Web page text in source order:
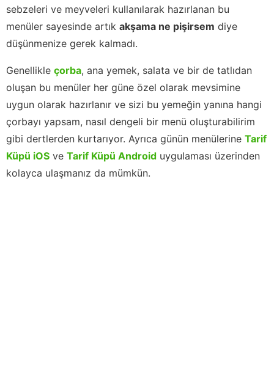
sebzeleri ve meyveleri kullanılarak hazırlanan bu
menüler sayesinde artık akşama ne pişirsem diye
düşünmenize gerek kalmadı.
Genellikle çorba, ana yemek, salata ve bir de tatlıdan
oluşan bu menüler her güne özel olarak mevsimine
uygun olarak hazırlanır ve sizi bu yemeğin yanına hangi
çorbayı yapsam, nasıl dengeli bir menü oluşturabilirim
gibi dertlerden kurtarıyor. Ayrıca günün menülerine Tarif
Küpü iOS ve Tarif Küpü Android uygulaması üzerinden
kolayca ulaşmanız da mümkün.